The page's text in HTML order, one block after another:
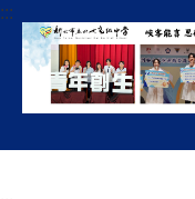
跳
到
容
:::